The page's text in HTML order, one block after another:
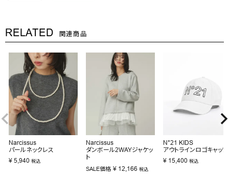
RELATED 関連商品
Narcissus
パールネックレス
¥ 5,940 税込
Narcissus
ダンボール2WAYジャケッ
ト
SALE価格 ¥ 12,166 税込
N°21 KIDS
アウトラインロゴキャップ
¥ 15,400 税込